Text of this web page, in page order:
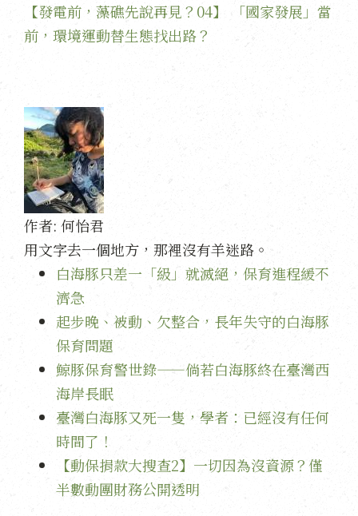
【發電前，藻礁先說再見？04】 「國家發展」當
前，環境運動替生態找出路？
作者: 何怡君
用文字去一個地方，那裡沒有羊迷路。
白海豚只差一「級」就滅絕，保育進程緩不
濟急
起步晚、被動、欠整合，長年失守的白海豚
保育問題
鯨豚保育警世錄——倘若白海豚終在臺灣西
海岸長眠
臺灣白海豚又死一隻，學者：已經沒有任何
時間了！
【動保捐款大搜查2】一切因為沒資源？僅
半數動團財務公開透明